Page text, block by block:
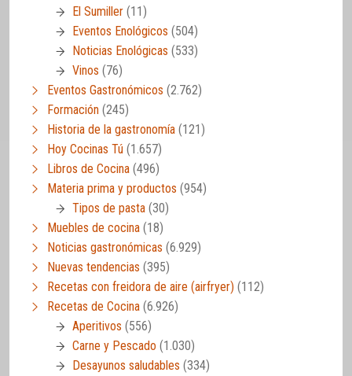
El Sumiller (11)
Eventos Enológicos (504)
Noticias Enológicas (533)
Vinos (76)
Eventos Gastronómicos (2.762)
Formación (245)
Historia de la gastronomía (121)
Hoy Cocinas Tú (1.657)
Libros de Cocina (496)
Materia prima y productos (954)
Tipos de pasta (30)
Muebles de cocina (18)
Noticias gastronómicas (6.929)
Nuevas tendencias (395)
Recetas con freidora de aire (airfryer) (112)
Recetas de Cocina (6.926)
Aperitivos (556)
Carne y Pescado (1.030)
Desayunos saludables (334)